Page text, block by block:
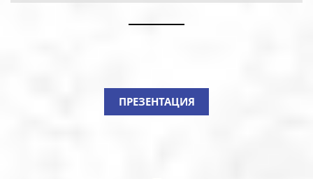
ПРЕЗЕНТАЦИЯ